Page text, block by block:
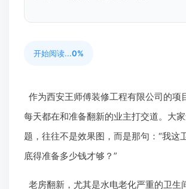
开始阅读...0%
作为西安王师傅装修工程有限公司的项
每天都在和准备翻新的业主打交道。大
题，往往不是效果图，而是那句：“我这
底得准备多少钱才够？”
老房翻新，尤其是水电老化严重的卫生